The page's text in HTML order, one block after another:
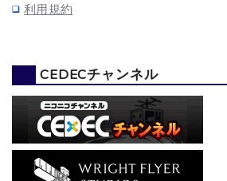
利用規約
CEDECチャンネル